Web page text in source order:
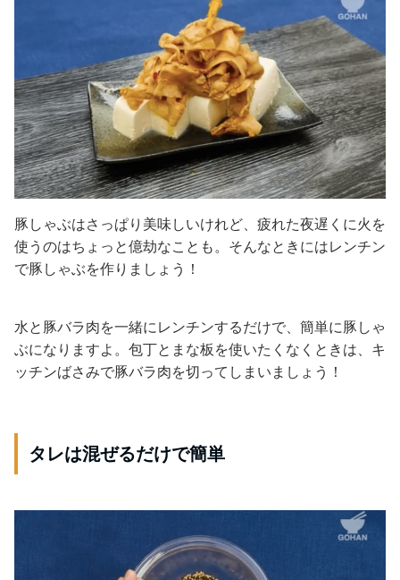
豚しゃぶはさっぱり美味しいけれど、疲れた夜遅くに火を
使うのはちょっと億劫なことも。そんなときにはレンチン
で豚しゃぶを作りましょう！
水と豚バラ肉を一緒にレンチンするだけで、簡単に豚しゃ
ぶになりますよ。包丁とまな板を使いたくなくときは、キ
ッチンばさみで豚バラ肉を切ってしまいましょう！
タレは混ぜるだけで簡単